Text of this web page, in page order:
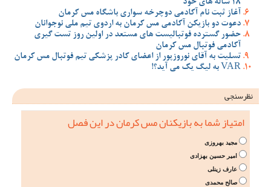
18 ساله های خود
آغاز ثبت نام آکادمی دوچرخه سواری باشگاه مس کرمان
دعوت دو بازیکن آکادمی مس کرمان به اردوی تیم ملی نوجوانان
حضور گسترده فوتبالیست های مستعد در اولین روز تست گیری
آکادمی فوتبال مس کرمان
تسلیت به آقای نوروزپور از اعضای کادر پزشکی تیم فوتبال مس کرمان
VAR به لیگ یک می آید؟!
نظرسنجی
امتیاز شما به بازیکنان مس کرمان در این فصل
مجید بهروزی
امیر حسین بهزادی
عارف زینلی
صالح محمدی